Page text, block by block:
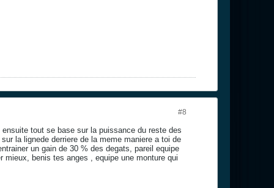
#8
tout se base sur la puissance du reste des
la lignede derriere de la meme maniere a toi de
un gain de 30 % des degats, pareil equipe
benis tes anges , equipe une monture qui